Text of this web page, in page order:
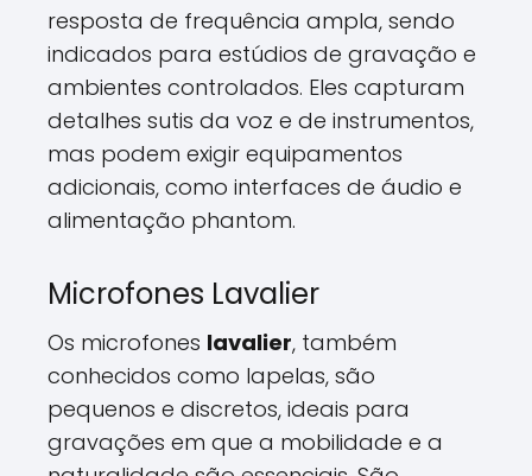
resposta de frequência ampla, sendo
indicados para estúdios de gravação e
ambientes controlados. Eles capturam
detalhes sutis da voz e de instrumentos,
mas podem exigir equipamentos
adicionais, como interfaces de áudio e
alimentação phantom.
Microfones Lavalier
Os microfones lavalier, também
conhecidos como lapelas, são
pequenos e discretos, ideais para
gravações em que a mobilidade e a